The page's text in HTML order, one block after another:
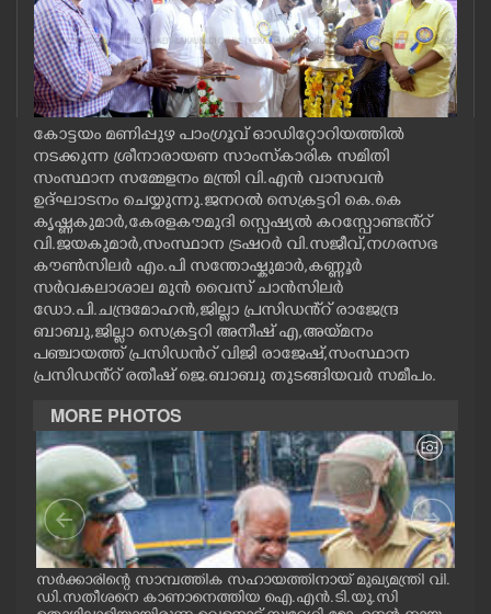
OBITUARY
NEWS 360
CASE DIARY
CINEMA
OPINION
PHOTOS
SPIRITUAL
INFO+
ART
കോട്ടയം മണിപ്പുഴ പാംഗ്രൂവ് ഓഡിറ്റോറിയത്തിൽ
നടക്കുന്ന ശ്രീനാരായണ സാംസ്കാരിക സമിതി
സംസ്ഥാന സമ്മേളനം മന്ത്രി വി.എൻ വാസവൻ
ഉദ്ഘാടനം ചെയ്യുന്നു.ജനറൽ സെക്രട്ടറി കെ.കെ
കൃഷ്ണകുമാർ,കേരളകൗമുദി സ്പെഷ്യൽ കറസ്പോണ്ടൻ്റ്
വി.ജയകുമാർ,സംസ്ഥാന ട്രഷറർ വി.സജീവ്,നഗരസഭ
കൗൺസിലർ എം.പി സന്തോഷ്കുമാർ,കണ്ണൂർ
സർവകലാശാല മുൻ വൈസ് ചാൻസിലർ
ഡോ.പി.ചന്ദ്രമോഹൻ,ജില്ലാ പ്രസിഡൻ്റ് രാജേന്ദ്ര
ബാബു,ജില്ലാ സെക്രട്ടറി അനീഷ് എ,അയ്മനം
പഞ്ചായത്ത് പ്രസിഡൻറ് വിജി രാജേഷ്,സംസ്ഥാന
പ്രസിഡൻ്റ് രതീഷ് ജെ.ബാബു തുടങ്ങിയവർ സമീപം.
MORE PHOTOS
സർക്കാരിന്റെ സാമ്പത്തിക സഹായത്തിനായ് മുഖ്യമന്ത്രി വി.
ഡി.സതീശനെ കാണാനെത്തിയ ഐ.എൻ.ടി.യു.സി